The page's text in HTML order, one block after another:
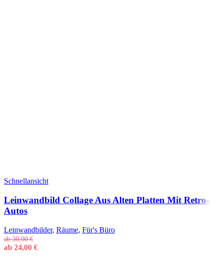
Schnellansicht
Leinwandbild Collage Aus Alten Platten Mit Retro-
Autos
Leinwandbilder, Räume, Für's Büro
ab30,00€
ab 24,00 €